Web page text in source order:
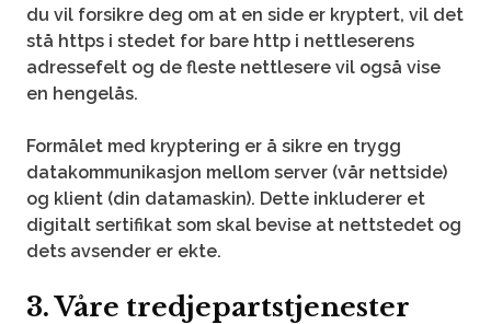
du vil forsikre deg om at en side er kryptert, vil det
stå https i stedet for bare http i nettleserens
adressefelt og de fleste nettlesere vil også vise
en hengelås.
Formålet med kryptering er å sikre en trygg
datakommunikasjon mellom server (vår nettside)
og klient (din datamaskin). Dette inkluderer et
digitalt sertifikat som skal bevise at nettstedet og
dets avsender er ekte.
3. Våre tredjepartstjenester